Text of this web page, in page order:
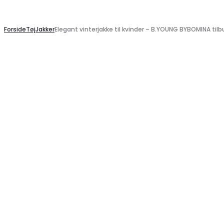
ForsideTøjJakkerElegant vinterjakke til kvinder – B.YOUNG BYBOMINA